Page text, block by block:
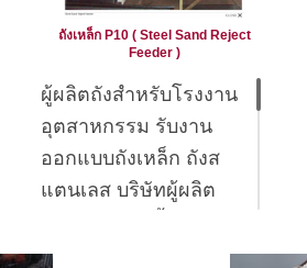
ถังเหล็ก P10 ( Steel Sand Reject
Feeder )
ผู้ผลิตถังสำหรับโรงงาน
อุตสาหกรรม รับงาน
ออกแบบถังเหล็ก ถังส
แตนเลส บริษัทผู้ผลิต
อุตสาหกรรม โรงงาน